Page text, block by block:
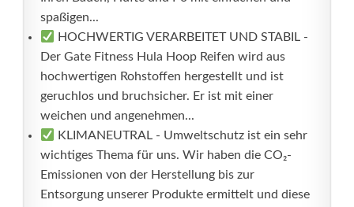
spaßigen...
HOCHWERTIG VERARBEITET UND STABIL -
Der Gate Fitness Hula Hoop Reifen wird aus
hochwertigen Rohstoffen hergestellt und ist
geruchlos und bruchsicher. Er ist mit einer
weichen und angenehmen...
KLIMANEUTRAL - Umweltschutz ist ein sehr
wichtiges Thema für uns. Wir haben die CO₂-
Emissionen von der Herstellung bis zur
Entsorgung unserer Produkte ermittelt und diese